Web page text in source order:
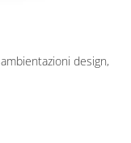
design,